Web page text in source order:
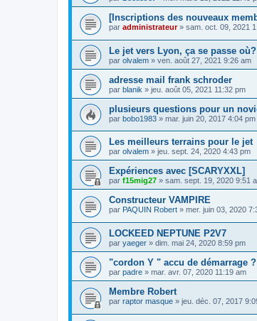
[Inscriptions des nouveaux
par administrateur» sam. oct. 09, 2021
Le jet vers Lyon, ça se passe où?
par olvalem » ven. août 27, 2021 9:26 am
adresse mail frank schroder
par blanik » jeu. août 05, 2021 11:32 pm
plusieurs questions pour un
par bobo1983 » mar. juin 20, 2017 4:04 pm
Les meilleurs terrains pour le jet
par olvalem » jeu. sept. 24, 2020 4:43 pm
Expériences avec [SCARYXXL]
par f15mig27 » sam. sept. 19, 2020 9:51
Constructeur VAMPIRE
par PAQUIN Robert » mer. juin 03, 2020
LOCKEED NEPTUNE P2V7
par yaeger » dim. mai 24, 2020 8:59 pm
"cordon Y " accu de démarrage ?
par padre » mar. avr. 07, 2020 11:19 am
Membre Robert
par raptor masque » jeu. déc. 07, 2017